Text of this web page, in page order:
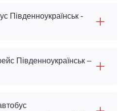
Південноукраїнськ -
Південноукраїнськ –